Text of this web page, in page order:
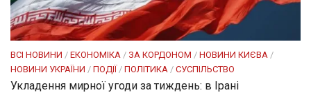
ВСІ НОВИНИ / ЕКОНОМІКА / ЗА КОРДОНОМ / НОВИНИ КИЄВА /
НОВИНИ УКРАЇНИ / ПОДІЇ / ПОЛІТИКА / СУСПІЛЬСТВО
Укладення мирної угоди за тиждень: в Ірані